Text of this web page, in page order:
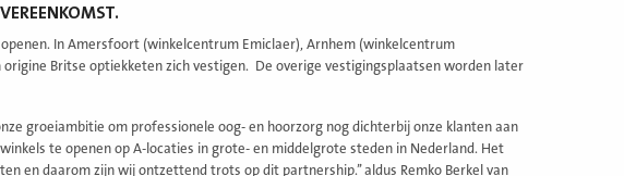
In Amersfoort (winkelcentrum Emiclaer), Arnhem (winkelcentrum
Britse optiekketen zich vestigen. De overige vestigingsplaatsen worden later
groeiambitie om professionele oog- en hoorzorg nog dichterbij onze klanten aan
te openen op A-locaties in grote- en middelgrote steden in Nederland. Het
en daarom zijn wij ontzettend trots op dit partnership.’’ aldus Remko Berkel van